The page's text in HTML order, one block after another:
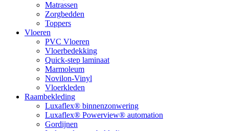
Matrassen
Zorgbedden
Toppers
Vloeren
PVC Vloeren
Vloerbedekking
Quick-step laminaat
Marmoleum
Novilon-Vinyl
Vloerkleden
Raambekleding
Luxaflex® binnenzonwering
Luxaflex® Powerview® automation
Gordijnen